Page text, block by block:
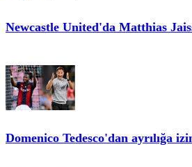
Newcastle United'da Matthias
Domenico Tedesco'dan ayrılığa